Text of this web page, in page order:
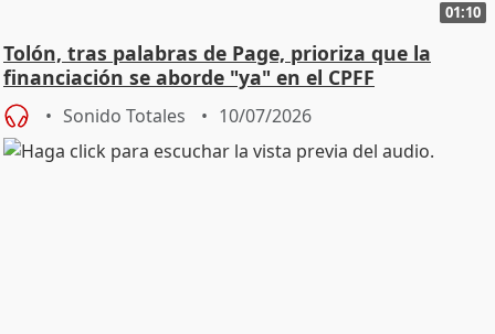
01:10
Tolón, tras palabras de Page, prioriza que la
financiación se aborde "ya" en el CPFF
Sonido Totales 10/07/2026